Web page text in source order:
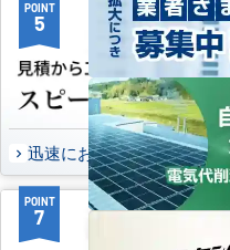
POINT
5
迅速にお届け出来る理由
POINT
7